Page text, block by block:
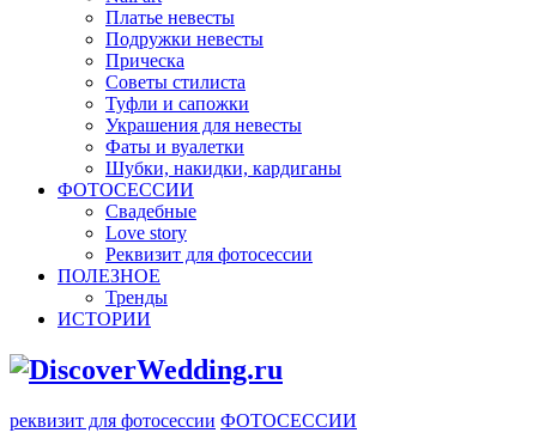
Платье невесты
Подружки невесты
Прическа
Советы стилиста
Туфли и сапожки
Украшения для невесты
Фаты и вуалетки
Шубки, накидки, кардиганы
ФОТОСЕССИИ
Свадебные
Love story
Реквизит для фотосессии
ПОЛЕЗНОЕ
Тренды
ИСТОРИИ
реквизит для фотосессии ФОТОСЕССИИ